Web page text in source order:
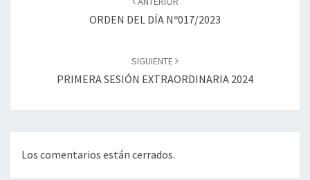
ORDEN DEL DÍA Nº017/2023
SIGUIENTE
PRIMERA SESIÓN EXTRAORDINARIA 2024
Los comentarios están cerrados.